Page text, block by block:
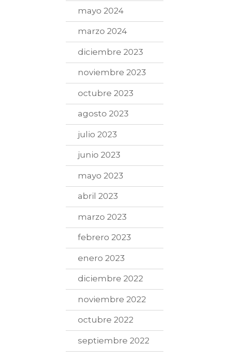
mayo 2024
marzo 2024
diciembre 2023
noviembre 2023
octubre 2023
agosto 2023
julio 2023
junio 2023
mayo 2023
abril 2023
marzo 2023
febrero 2023
enero 2023
diciembre 2022
noviembre 2022
octubre 2022
septiembre 2022